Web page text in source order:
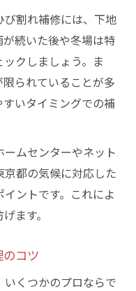
び割れ補修には、下地
続いた後や冬場は特
クしましょう。ま
られていることが多
いタイミングでの補
ムセンターやネット
都の気候に対応した
ントです。これによ
ます。
コツ
くつかのプロならで